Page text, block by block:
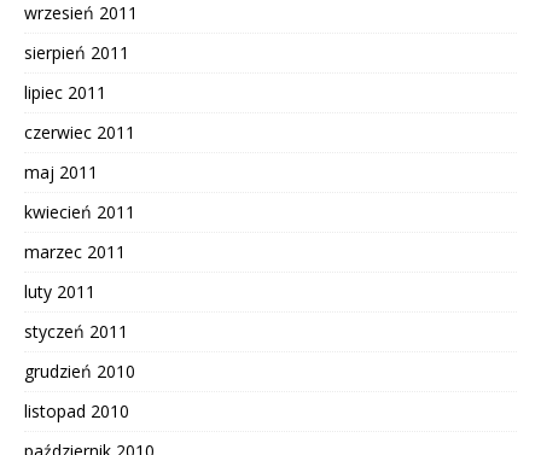
wrzesień 2011
sierpień 2011
lipiec 2011
czerwiec 2011
maj 2011
kwiecień 2011
marzec 2011
luty 2011
styczeń 2011
grudzień 2010
listopad 2010